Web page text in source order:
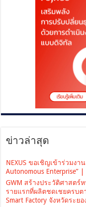
ข่าวล่าสุด
NEXUS ขอเชิญเข้าร่วมงา
Autonomous Enterprise”
GWM สร้างประวัติศาสตร์
รายแรกที่ผลิตชดเชยครบต
Smart Factory จังหวัดระยอ